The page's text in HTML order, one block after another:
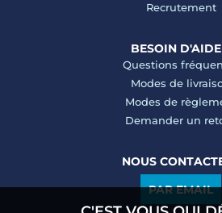
Recrutement
BESOIN
Questions
Modes de
Modes de
Demander un
NOUS
PAR EMAIL